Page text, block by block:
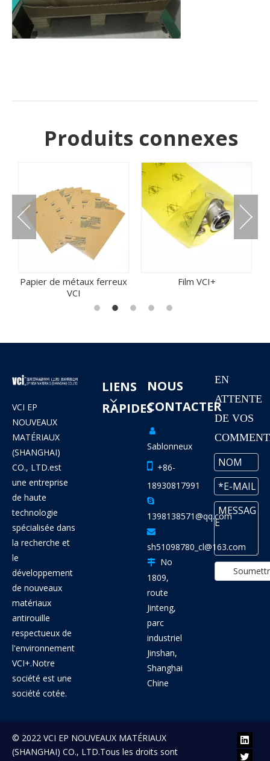
Produits connexes
ferreux
Film VCI+
VCI Film de
VCI EP
NOUVEAUX
MATÉRIAUX
(SHANGHAI)
CO., LTD.est
une entreprise
de haute
technologie
spécialisée dans
la recherche et
le
développement
de nouveaux
matériaux
antirouille
respectueux de
l'environnement
VCI+.Notre
société est une
société cotée.
LIENS
RAPIDES
NOUS
CONTACTER

Sablonneux
+86-
18930817991

1398138571@qq.com

sh51098780_cl@163.com
No
1809,
route
Jinteng,
parc
industriel
Jinshan,
Shanghai
Chine
EN
ATTENTE
DE VOS
© 2022 VCI EP NOUVEAUX MATÉRIAUX
(SHANGHAI) CO., LTD.Tous les droits sont